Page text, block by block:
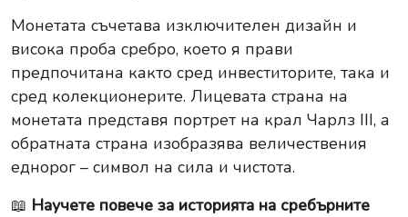
Монетата съчетава изключителен дизайн и
висока проба сребро, което я прави
предпочитана както сред инвеститорите, така и
сред колекционерите. Лицевата страна на
монетата представя портрет на крал Чарлз III, а
обратната страна изобразява величествения
еднорог – символ на сила и чистота.
📖 Научете повече за историята на сребърните